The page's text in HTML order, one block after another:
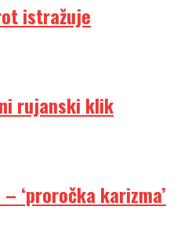
istražuje
rujanski klik
‘proročka karizma’